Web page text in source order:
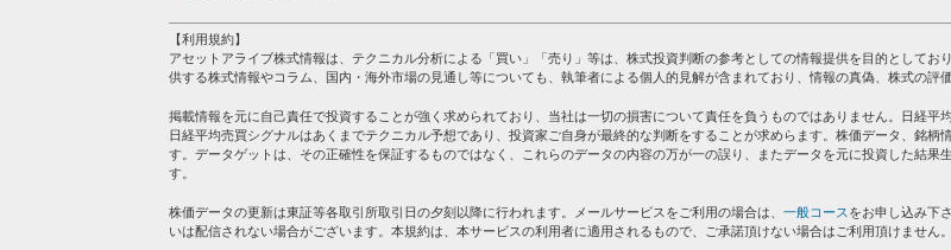
【利用規約】
アセットアライブ株式情報は、テクニカル分析による「買い」「売り」等は、株式投資判断の参考としての情報提供を目的として
供する株式情報やコラム、国内・海外市場の見通し等についても、執筆者による個人的見解が含まれており、情報の真偽、株式の評
掲載情報を元に自己責任で投資することが強く求められており、当社は一切の損害について責任を負うものではありません。日経平
日経平均売買シグナルはあくまでテクニカル予想であり、投資家ご自身が最終的な判断をすることが求めらます。株価データ、銘
す。データゲットは、その正確性を保証するものではなく、これらのデータの内容の万が一の誤り、またデータを元に投資した結
す。
株価データの更新は東証等各取引所取引日の夕刻以降に行われます。メールサービスをご利用の場合は、 一般コース をお申し込み下
いは配信されない場合がございます。本規約は、本サービスの利用者に適用されるもので、ご承諾頂けない場合はご利用頂けません。